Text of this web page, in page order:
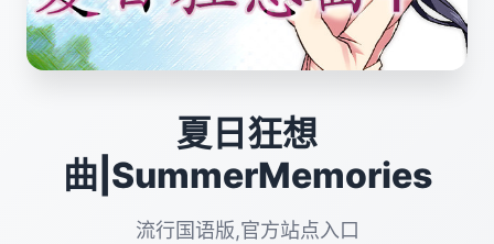
夏日狂想
曲|SummerMemories
流行国语版,官方站点入口